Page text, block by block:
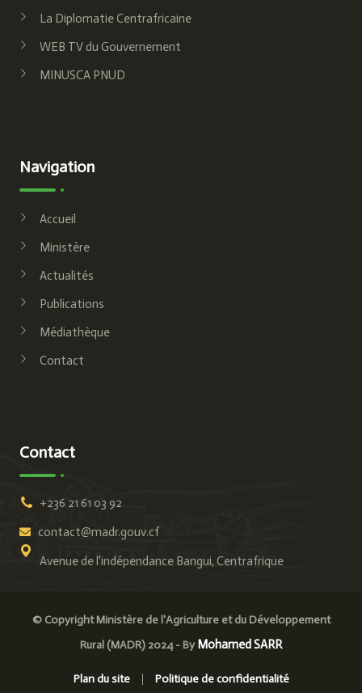
ronde de
Maroc
La Diplomatie Centrafricaine
WEB TV du Gouvernement
MINUSCA PNUD
Navigation
Accueil
Ministère
Actualités
Publications
Médiathèque
Contact
Contact
+236 21 61 03 92
contact@madr.gouv.cf
Avenue de l'indépendance Bangui, Centrafrique
© Copyright Ministère de l'Agriculture et du Développement
Rural (MADR) 2024 - By Mohamed SARR
Plan du site Politique de confidentialité